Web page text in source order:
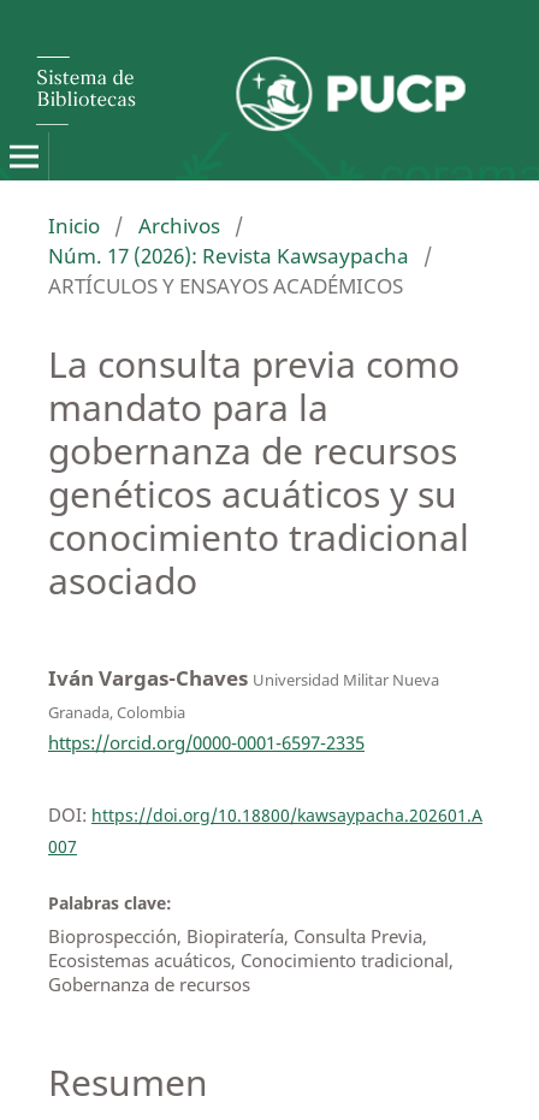
Inicio / Archivos /
Núm. 17 (2026): Revista Kawsaypacha
/
ARTÍCULOS Y ENSAYOS ACADÉMICOS
La consulta previa como
mandato para la
gobernanza de recursos
genéticos acuáticos y su
conocimiento tradicional
asociado
Iván Vargas-Chaves Universidad Militar Nueva
Granada, Colombia
https://orcid.org/0000-0001-6597-2335
DOI: https://doi.org/10.18800/kawsaypacha.202601.A
007
Palabras clave:
Bioprospección, Biopiratería, Consulta Previa,
Ecosistemas acuáticos, Conocimiento tradicional,
Gobernanza de recursos
Resumen